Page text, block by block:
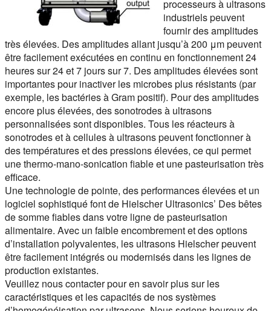
processeurs à ultrasons
industriels peuvent
fournir des amplitudes
très élevées. Des amplitudes allant jusqu’à 200 μm peuvent
être facilement exécutées en continu en fonctionnement 24
heures sur 24 et 7 jours sur 7. Des amplitudes élevées sont
importantes pour inactiver les microbes plus résistants (par
exemple, les bactéries à Gram positif). Pour des amplitudes
encore plus élevées, des sonotrodes à ultrasons
personnalisées sont disponibles. Tous les réacteurs à
sonotrodes et à cellules à ultrasons peuvent fonctionner à
des températures et des pressions élevées, ce qui permet
une thermo-mano-sonication fiable et une pasteurisation très
efficace.
Une technologie de pointe, des performances élevées et un
logiciel sophistiqué font de Hielscher Ultrasonics’ Des bêtes
de somme fiables dans votre ligne de pasteurisation
alimentaire. Avec un faible encombrement et des options
d’installation polyvalentes, les ultrasons Hielscher peuvent
être facilement intégrés ou modernisés dans les lignes de
production existantes.
Veuillez nous contacter pour en savoir plus sur les
caractéristiques et les capacités de nos systèmes